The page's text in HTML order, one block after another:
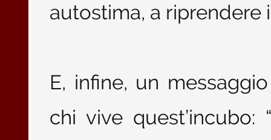
autostima, a riprendere
E, infine, un
chi vive